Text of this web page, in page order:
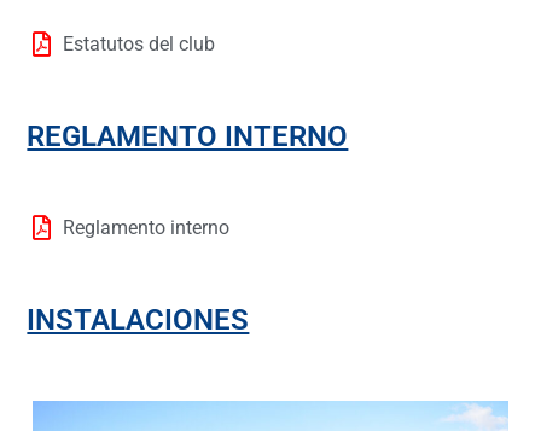
Estatutos del club
REGLAMENTO INTERNO
Reglamento interno
INSTALACIONES